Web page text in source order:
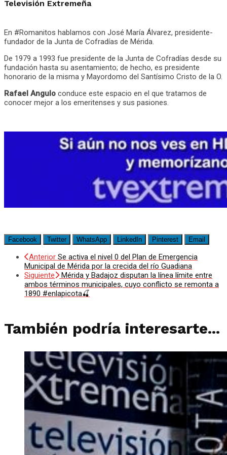
Televisión Extremeña
En #Romanitos hablamos con José María Álvarez, presidente-
fundador de la Junta de Cofradías de Mérida.
De 1979 a 1993 fue presidente de la Junta de Cofradías desde su
fundación hasta su asentamiento; de hecho, es presidente
honorario de la misma y Mayordomo del Santísimo Cristo de la O.
Rafael Angulo conduce este espacio en el que tratamos de
conocer mejor a los emeritenses y sus pasiones.
Facebook Twitter WhatsApp LinkedIn Pinterest Email
Anterior Se activa el nivel 0 del Plan de Emergencia
Municipal de Mérida por la crecida del río Guadiana
Siguiente
Mérida y Badajoz disputan la línea límite entre
ambos términos municipales, cuyo conflicto se remonta a
1890 #enlapicota🍒
También podría interesarte...